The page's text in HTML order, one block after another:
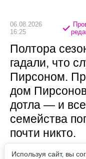
06.08.2026
16:25
Полтора
гадали, что
Пирсоном.
дом
дотла — и
семейства
почти никто.
Используя сайт, вы